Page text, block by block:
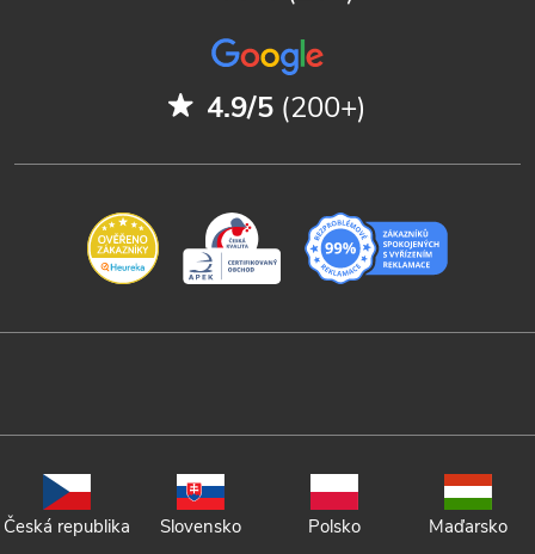
4.9/5 (200+)
Česká republika Slovensko Polsko Maďarsko